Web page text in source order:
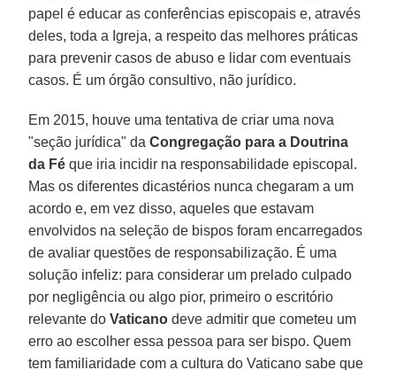
papel é educar as conferências episcopais e, através
deles, toda a Igreja, a respeito das melhores práticas
para prevenir casos de abuso e lidar com eventuais
casos. É um órgão consultivo, não jurídico.
Em 2015, houve uma tentativa de criar uma nova
"seção jurídica" daCongregação para a Doutrina
da Fé que iria incidir na responsabilidade episcopal.
Mas os diferentes dicastérios nunca chegaram a um
acordo e, em vez disso, aqueles que estavam
envolvidos na seleção de bispos foram encarregados
de avaliar questões de responsabilização. É uma
solução infeliz: para considerar um prelado culpado
por negligência ou algo pior, primeiro o escritório
relevante doVaticano deve admitir que cometeu um
erro ao escolher essa pessoa para ser bispo. Quem
tem familiaridade com a cultura do Vaticano sabe que